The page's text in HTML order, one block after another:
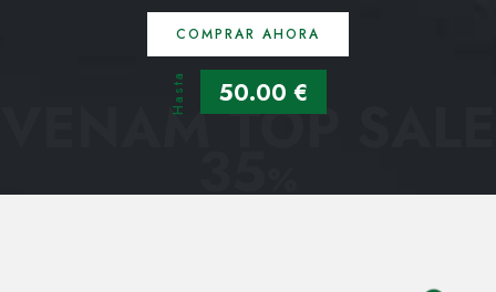
COMPRAR AHORA
Hasta 50.00 €
VENAM TOP SALE
35